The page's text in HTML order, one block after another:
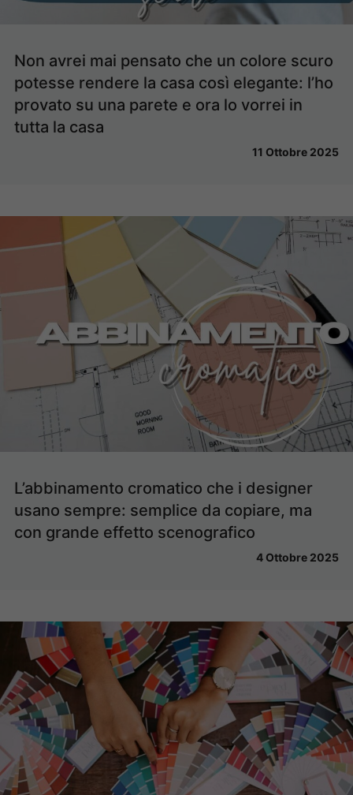
Non avrei mai pensato che un colore scuro
potesse rendere la casa così elegante: l’ho
provato su una parete e ora lo vorrei in
tutta la casa
11 Ottobre 2025
L’abbinamento cromatico che i designer
usano sempre: semplice da copiare, ma
con grande effetto scenografico
4 Ottobre 2025